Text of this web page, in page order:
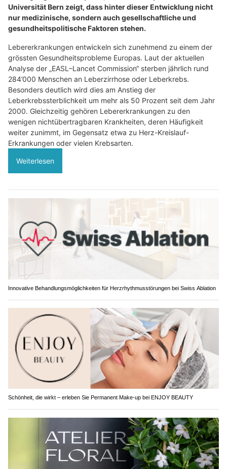
Universität Bern zeigt, dass hinter dieser Entwicklung nicht
nur medizinische, sondern auch gesellschaftliche und
gesundheitspolitische Faktoren stehen.
Lebererkrankungen entwickeln sich zunehmend zu einem der
grössten Gesundheitsprobleme Europas. Laut der aktuellen
Analyse der „EASL–Lancet Commission“ sterben jährlich rund
284’000 Menschen an Leberzirrhose oder Leberkrebs.
Besonders deutlich wird dies am Anstieg der
Leberkrebssterblichkeit um mehr als 50 Prozent seit dem Jahr
2000. Gleichzeitig gehören Lebererkrankungen zu den
wenigen nichtübertragbaren Krankheiten, deren Häufigkeit
weiter zunimmt, im Gegensatz etwa zu Herz-Kreislauf-
Erkrankungen oder vielen Krebsarten.
Weiterlesen
Innovative Behandlungsmöglichkeiten für Herzrhythmusstörungen bei Swiss Ablation
Schönheit, die wirkt – erleben Sie Permanent Make-up bei ENJOY BEAUTY